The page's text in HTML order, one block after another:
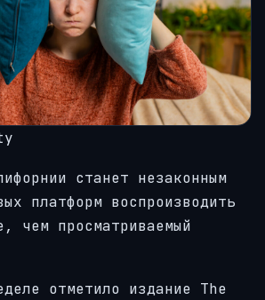
станет незаконным
платформ воспроизводить
чем просматриваемый
отметило издание The